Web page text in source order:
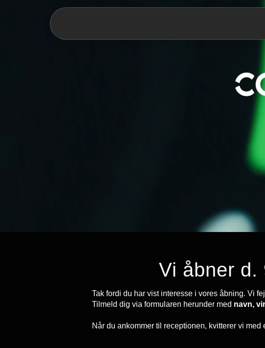
Vi åbner d.
Tak fordi du har vist interesse i vores åbning. Vi
Tilmeld dig via formularen herunder med navn,
Når du ankommer til receptionen, kvitterer vi